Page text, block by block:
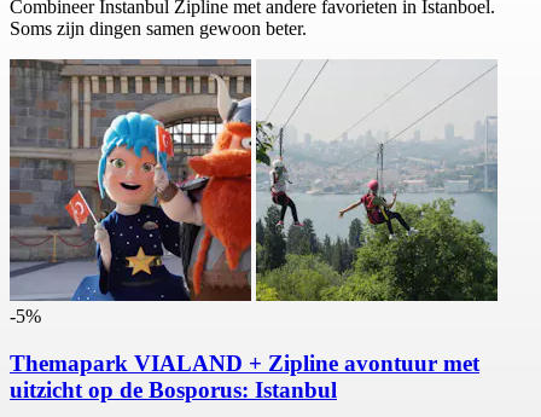
Combineer Instanbul Zipline met andere favorieten in Istanboel.
Soms zijn dingen samen gewoon beter.
-5%
Themapark VIALAND + Zipline avontuur met
uitzicht op de Bosporus: Istanbul